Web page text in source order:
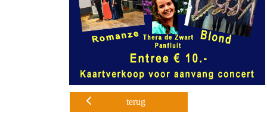
terug